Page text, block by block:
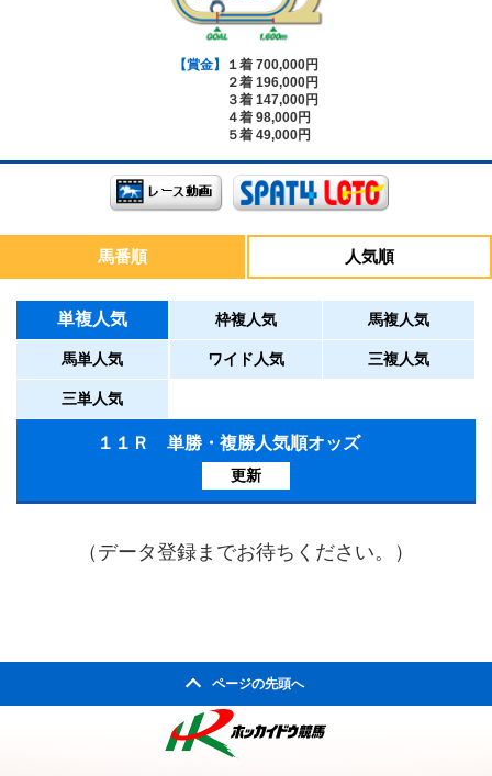
【賞金】
１着 700,000円
２着 196,000円
３着 147,000円
４着 98,000円
５着 49,000円
馬番順 人気順
単複人気 枠複人気 馬複人気
馬単人気 ワイド人気 三複人気
三単人気
１１Ｒ 単勝・複勝人気順オッズ
更新
（データ登録までお待ちください。）
ページの先頭へ